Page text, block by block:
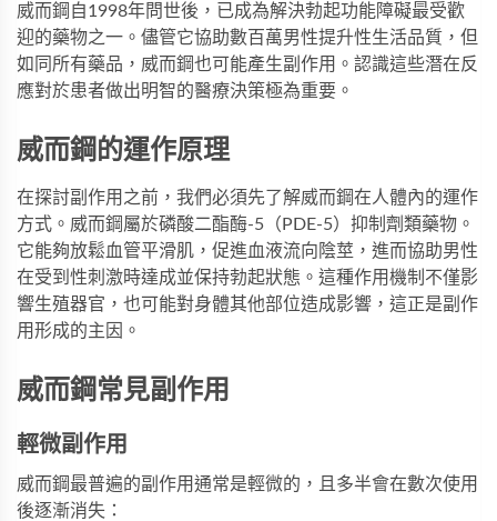
威而鋼自1998年問世後，已成為解決勃起功能障礙最受歡
迎的藥物之一。儘管它協助數百萬男性提升性生活品質，但
如同所有藥品，威而鋼也可能產生副作用。認識這些潛在反
應對於患者做出明智的醫療決策極為重要。
威而鋼的運作原理
在探討副作用之前，我們必須先了解威而鋼在人體內的運作
方式。威而鋼屬於磷酸二酯酶-5（PDE-5）抑制劑類藥物。
它能夠放鬆血管平滑肌，促進血液流向陰莖，進而協助男性
在受到性刺激時達成並保持勃起狀態。這種作用機制不僅影
響生殖器官，也可能對身體其他部位造成影響，這正是副作
用形成的主因。
威而鋼常見副作用
輕微副作用
威而鋼最普遍的副作用通常是輕微的，且多半會在數次使用
後逐漸消失：